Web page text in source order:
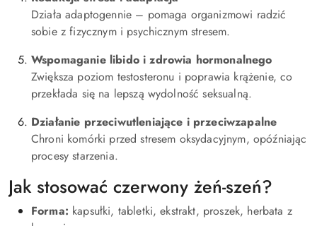
Działa adaptogennie – pomaga organizmowi radzić
sobie z fizycznym i psychicznym stresem.
Wspomaganie libido i zdrowia hormonalnego
Zwiększa poziom testosteronu i poprawia krążenie, co
przekłada się na lepszą wydolność seksualną.
Działanie przeciwutleniające i przeciwzapalne
Chroni komórki przed stresem oksydacyjnym, opóźniając
procesy starzenia.
Jak stosować czerwony żeń-szeń?
Forma: kapsułki, tabletki, ekstrakt, proszek, herbata z